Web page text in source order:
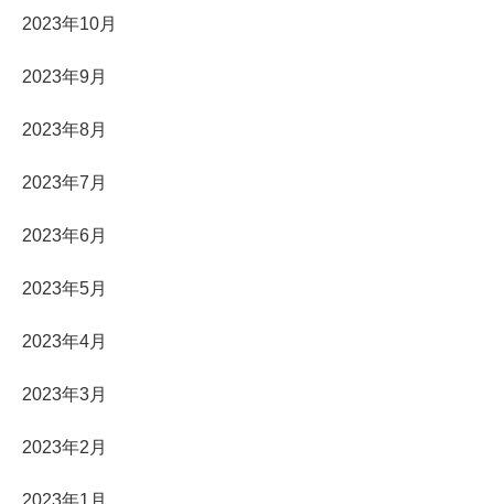
2023年10月
2023年9月
2023年8月
2023年7月
2023年6月
2023年5月
2023年4月
2023年3月
2023年2月
2023年1月